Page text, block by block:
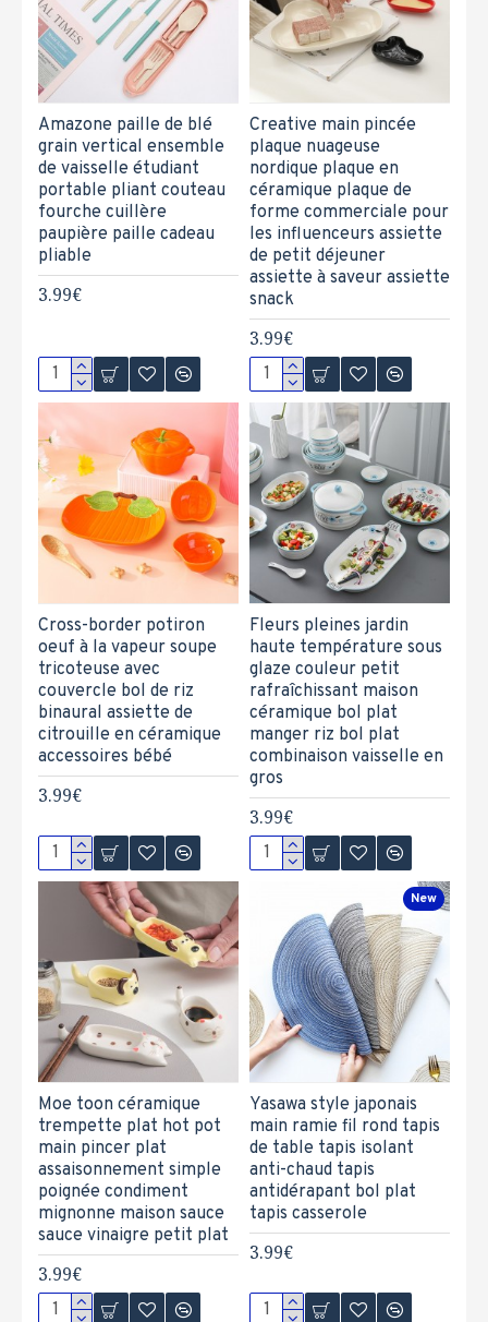
Amazone paille de blé
grain vertical ensemble
de vaisselle étudiant
portable pliant couteau
fourche cuillère
paupière paille cadeau
pliable
3.99€
Creative main pincée
plaque nuageuse
nordique plaque en
céramique plaque de
forme commerciale pour
les influenceurs assiette
de petit déjeuner
assiette à saveur assiette
snack
3.99€
Cross-border potiron
oeuf à la vapeur soupe
tricoteuse avec
couvercle bol de riz
binaural assiette de
citrouille en céramique
accessoires bébé
3.99€
Fleurs pleines jardin
haute température sous
glaze couleur petit
rafraîchissant maison
céramique bol plat
manger riz bol plat
combinaison vaisselle en
gros
3.99€
Moe toon céramique
trempette plat hot pot
main pincer plat
assaisonnement simple
poignée condiment
mignonne maison sauce
sauce vinaigre petit plat
3.99€
New
Yasawa style japonais
main ramie fil rond tapis
de table tapis isolant
anti-chaud tapis
antidérapant bol plat
tapis casserole
3.99€